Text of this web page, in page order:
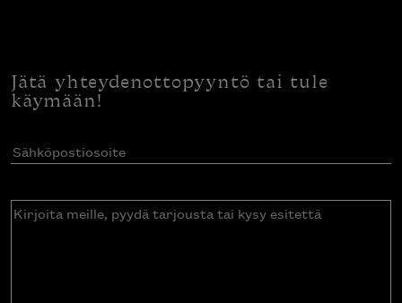
Jätä yhteydenottopyyntö tai tule
käymään!
Sähköpostiosoite(Pakollinen)
Kirjoita